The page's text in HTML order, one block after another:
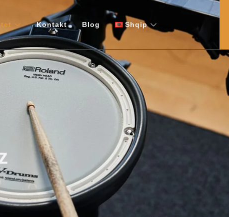
Kontakt Blog Shqip